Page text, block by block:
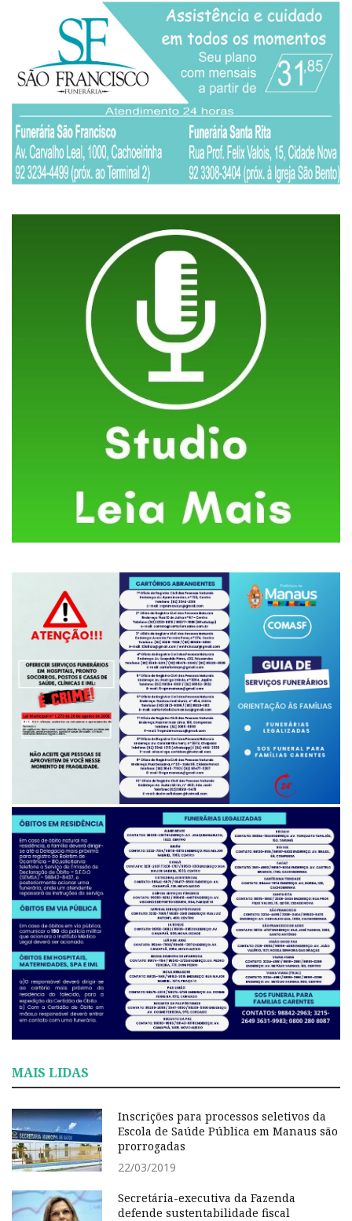
MAIS LIDAS
Inscrições para processos seletivos da
Escola de Saúde Pública em Manaus são
prorrogadas
22/03/2019
Secretária-executiva da Fazenda
defende sustentabilidade fiscal